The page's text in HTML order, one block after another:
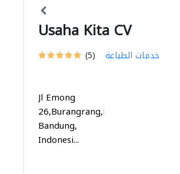
Usaha Kita CV
(5) خدمات الطباعة
Jl Emong
26,Burangrang,Lengkong,
Bandung,
Indonesi...